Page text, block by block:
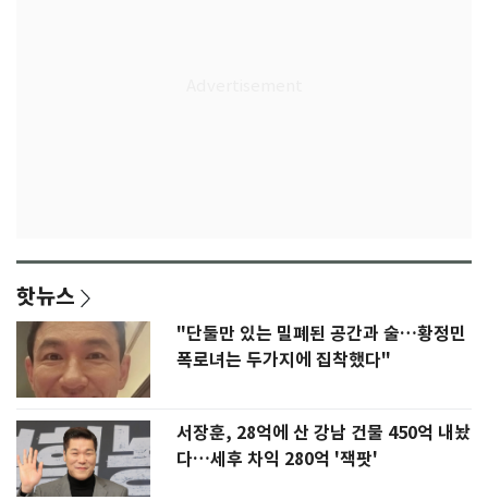
핫뉴스
"단둘만 있는 밀폐된 공간과 술…황정민
폭로녀는 두가지에 집착했다"
서장훈, 28억에 산 강남 건물 450억 내놨
다…세후 차익 280억 '잭팟'